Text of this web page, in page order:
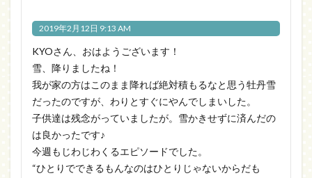
2019年2月12日 9:13 AM
KYOさん、おはようございます！
雪、降りましたね！
我が家の方はこのまま降れば絶対積もるなと思う牡丹雪
だったのですが、わりとすぐにやんでしまいした。
子供達は残念がっていましたが。雪かきせずに済んだの
は良かったです♪
今週もじわじわくるエピソードでした。
“ひとりでできるもんなのはひとりじゃないからだも